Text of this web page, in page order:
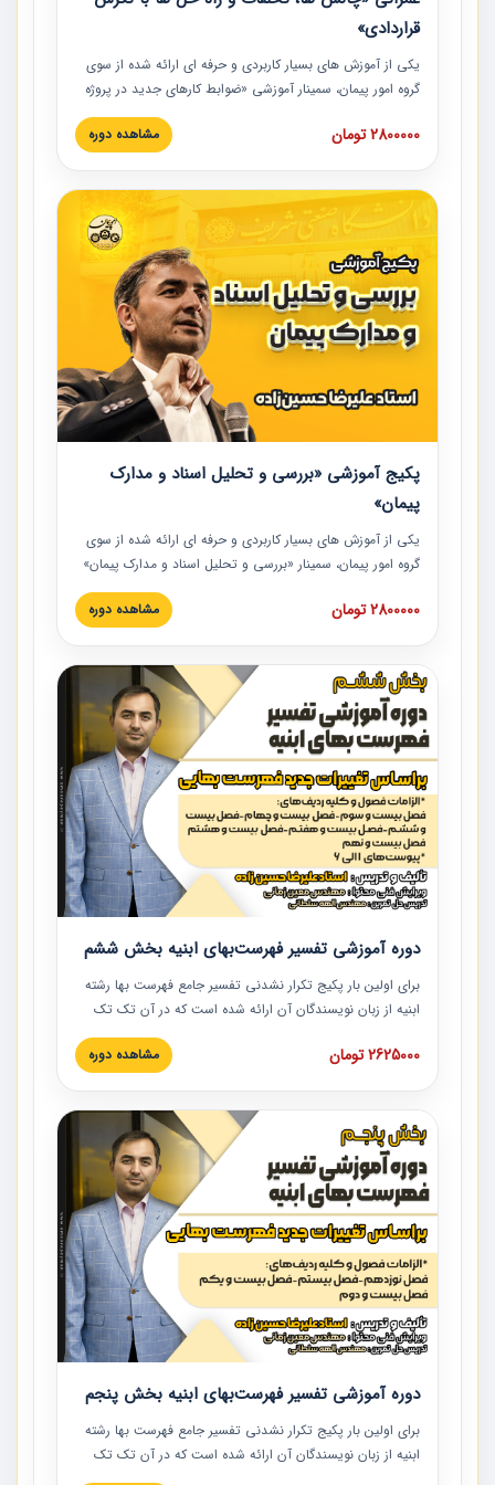
قراردادی»
یکی از آموزش‏‏‏‏‏‏ های بسیار کاربردی و حرفه‏ ای ارائه شده از سوی
گروه امور پیمان، سمینار آموزشی «ضوابط کارهای جدید در پروژه
های عمرانی» چالش ها، تخلفات و راه حل ها با نگرش قراردادی
است که در محل سندیکای شرکت های ساختمانی کشور ارائه شد.
مدارک پیمان به همراه تجربیات عملی ارائه شده است.
2800000 تومان مشاهده دوره
پکیج آموزشی «بررسی و تحلیل اسناد و مدارک
پیمان»
یکی از آموزش‏‏‏‏‏‏ های بسیار کاربردی و حرفه‏ ای ارائه شده از سوی
گروه امور پیمان، سمینار «بررسی و تحلیل اسناد و مدارک پیمان»
است که در دانشگاه صنعتی شریف ارائه شد. در این آموزش
نکات کلیدی مربوط به اسناد و مدارک پیمان، اولویت بندی اسناد
پیمان به همراه تجربیات عملی در این خصوص ارائه شده است.
2800000 تومان مشاهده دوره
دوره آموزشی تفسیر فهرست‌بهای ابنیه بخش ششم
برای اولین بار پکیج تکرار نشدنی تفسیر جامع فهرست بها رشته
ابنیه از زبان نویسندگان آن ارائه شده است که در آن تک تک
ردیف ها و مطالب فهرست بها تفسیر و ارائه شده است. این
دوره به صورت کامل تصویری بوده و به همراه تصاویر عملیات
دوره با کلام مهندس علیرضاحسین‌زاده مدیر پروژه مهندسی
مشاور در امر بازنگری فهرست بها رشته ابنیه ارائه شده و به تمام
همکارانی که در حوزه صنعت ساخت در حال فعالیت هستند حتما
توصیه می کنیم از مطالب این دوره استفاده نمایند.
2625000 تومان مشاهده دوره
دوره آموزشی تفسیر فهرست‌بهای ابنیه بخش پنجم
برای اولین بار پکیج تکرار نشدنی تفسیر جامع فهرست بها رشته
ابنیه از زبان نویسندگان آن ارائه شده است که در آن تک تک
ردیف ها و مطالب فهرست بها تفسیر و ارائه شده است. این